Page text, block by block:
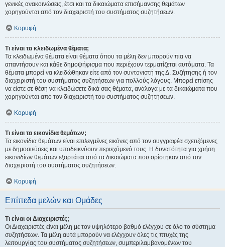
γενικές ανακοινώσεις, έτσι και τα δικαιώματα επισήμανσης θεμάτων
χορηγούνται από τον διαχειριστή του συστήματος συζητήσεων.
Κορυφή
Τι είναι τα κλειδωμένα θέματα;
Τα κλειδωμένα θέματα είναι θέματα όπου τα μέλη δεν μπορούν πια να
απαντήσουν και κάθε δημοψήφισμα που περιέχουν τερματίζεται αυτόματα. Τα
θέματα μπορεί να κλειδώθηκαν είτε από τον συντονιστή της Δ. Συζήτησης ή τον
διαχειριστή του συστήματος συζητήσεων για πολλούς λόγους. Μπορεί επίσης
να είστε σε θέση να κλειδώσετε δικά σας θέματα, ανάλογα με τα δικαιώματα που
χορηγούνται από τον διαχειριστή του συστήματος συζητήσεων.
Κορυφή
Τι είναι τα εικονίδια θεμάτων;
Τα εικονίδια θεμάτων είναι επιλεγμένες εικόνες από τον συγγραφέα σχετιζόμενες
με δημοσιεύσεις και υποδεικνύουν περιεχόμενό τους. Η δυνατότητα για χρήση
εικονιδίων θεμάτων εξαρτάται από τα δικαιώματα που ορίστηκαν από τον
διαχειριστή του συστήματος συζητήσεων.
Κορυφή
Επίπεδα μελών και Ομάδες
Τι είναι οι Διαχειριστές;
Οι Διαχειριστές είναι μέλη με τον υψηλότερο βαθμό ελέγχου σε όλο το σύστημα
συζητήσεων. Τα μέλη αυτά μπορούν να ελέγχουν όλες τις πτυχές της
λειτουργίας του συστήματος συζητήσεων, συμπεριλαμβανομένων του